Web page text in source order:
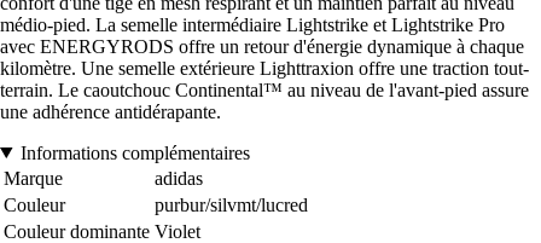
médio-pied. La semelle intermédiaire Lightstrike et Lightstrike Pro
avec ENERGYRODS offre un retour d'énergie dynamique à chaque
kilomètre. Une semelle extérieure Lighttraxion offre une traction tout-
terrain. Le caoutchouc Continental™ au niveau de l'avant-pied assure
une adhérence antidérapante.
Informations complémentaires
Marque
adidas
Couleur
purbur/silvmt/lucred
Couleur dominante Violet